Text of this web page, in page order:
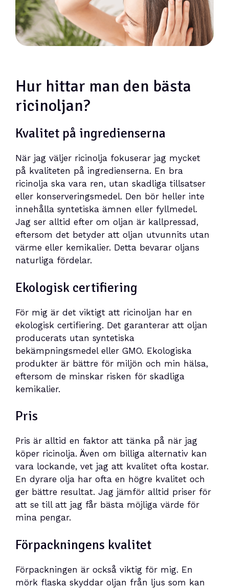
Hur hittar man den bästa
ricinoljan?
Kvalitet på ingredienserna
När jag väljer ricinolja fokuserar jag mycket
på kvaliteten på ingredienserna. En bra
ricinolja ska vara ren, utan skadliga tillsatser
eller konserveringsmedel. Den bör heller inte
innehålla syntetiska ämnen eller fyllmedel.
Jag ser alltid efter om oljan är kallpressad,
eftersom det betyder att oljan utvunnits utan
värme eller kemikalier. Detta bevarar oljans
naturliga fördelar.
Ekologisk certifiering
För mig är det viktigt att ricinoljan har en
ekologisk certifiering. Det garanterar att oljan
producerats utan syntetiska
bekämpningsmedel eller GMO. Ekologiska
produkter är bättre för miljön och min hälsa,
eftersom de minskar risken för skadliga
kemikalier.
Pris
Pris är alltid en faktor att tänka på när jag
köper ricinolja. Även om billiga alternativ kan
vara lockande, vet jag att kvalitet ofta kostar.
En dyrare olja har ofta en högre kvalitet och
ger bättre resultat. Jag jämför alltid priser för
att se till att jag får bästa möjliga värde för
mina pengar.
Förpackningens kvalitet
Förpackningen är också viktig för mig. En
mörk flaska skyddar oljan från ljus som kan